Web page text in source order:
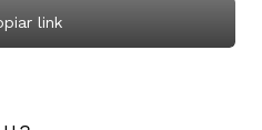
link